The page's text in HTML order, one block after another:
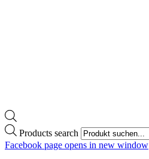
Products search
Facebook page opens in new window